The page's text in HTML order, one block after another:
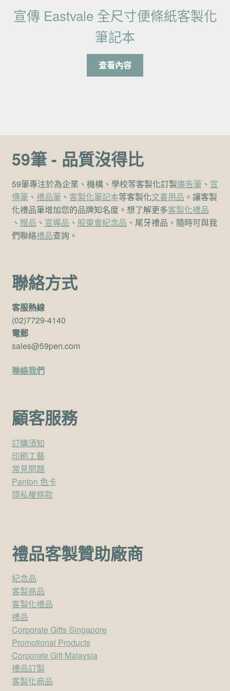
宣傳 Eastvale 全尺寸便條紙客製化
筆記本
查看內容
59筆 - 品質沒得比
59筆專注於為企業、機構、學校等客製化訂製廣告筆、 宣
傳筆、 禮品筆、 客製化筆記本等客製化文書用品 。讓客製
化禮品筆增加您的品牌知名度。想了解更多客製化禮品
、 贈品 、 宣導品 、 股東會紀念品 、尾牙禮品，隨時可與我
們聯絡禮品查詢。
聯絡方式
客服熱線
(02)7729-4140
電郵
sales@59pen.com
聯絡我們
顧客服務
訂購須知
印刷工藝
常見問題
Panton 色卡
隱私權條款
禮品客製贊助廠商
紀念品
客製商品
客製化禮品
禮品
Corporate Gifts Singapore
Promotional Products
Corporate Gift Malaysia
禮品訂製
客製化商品